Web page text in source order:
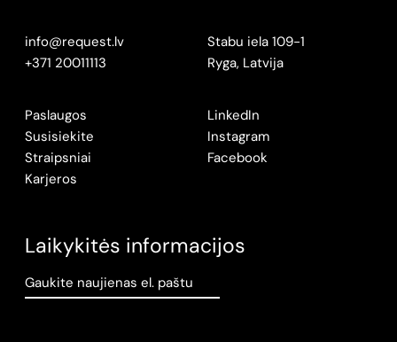
info@request.lv
+371 20011113
Stabu iela 109-1
Ryga, Latvija
Paslaugos
Susisiekite
Straipsniai
Karjeros
LinkedIn
Instagram
Facebook
Laikykitės informacijos
Gaukite naujienas el. paštu